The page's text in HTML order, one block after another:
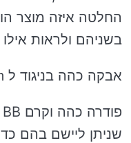
החלטה איזה מוצר
בשניהם ולראות
אבקה כהה בניגוד ל BB Cream
שניתן ליישם בהם